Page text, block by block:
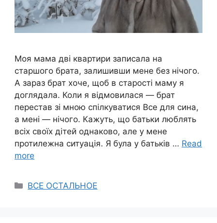
Моя мама дві квартири записала на
старшого брата, залишивши мене без нічого.
А зараз брат хоче, щоб в старості маму я
доглядала. Коли я відмовилася — брат
перестав зі мною спілкуватися Все для сина,
а мені — нічого. Кажуть, що батьки люблять
всіх своїх дітей однаково, але у мене
протилежна ситуація. Я була у батьків … Read
more
Categories
ВСЕ ОСТАЛЬНОЕ